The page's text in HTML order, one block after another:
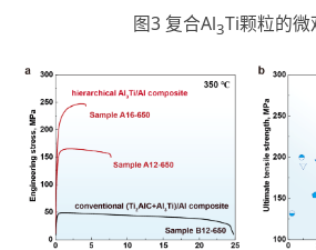
图3 复合Al3Ti颗粒的微